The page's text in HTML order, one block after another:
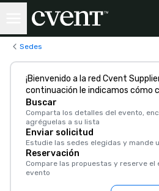
Sedes
¡Bienvenido a la red Cvent
continuación le indicamos cómo
Buscar
Comparta los detalles del evento,
agréguelas a su lista
Enviar solicitud
Estudie las sedes elegidas y mande
Reservación
Compare las propuestas y reserve el
evento